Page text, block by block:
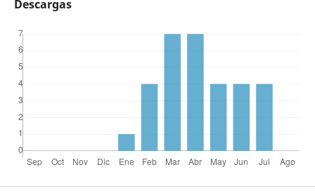
Descargas